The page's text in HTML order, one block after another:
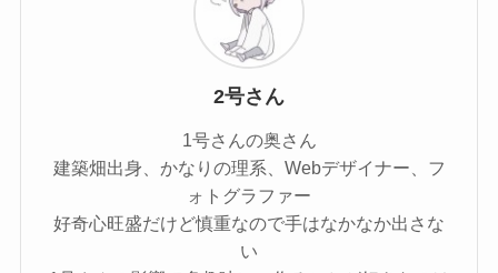
2号さん
1号さんの奥さん
建築畑出身、かなりの理系、Webデザイナー、フ
ォトグラファー
好奇心旺盛だけど慎重なので手はなかなか出さな
い